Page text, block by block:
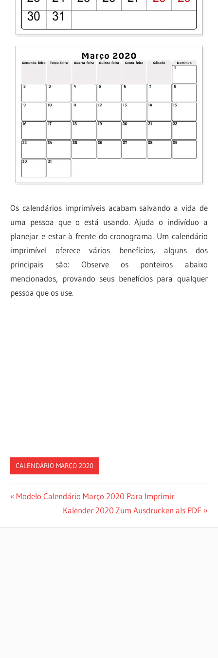
Os calendários imprimíveis acabam salvando a vida de
uma pessoa que o está usando. Ajuda o indivíduo a
planejar e estar à frente do cronograma. Um calendário
imprimível oferece vários benefícios, alguns dos
principais são: Observe os ponteiros abaixo
mencionados, provando seus benefícios para qualquer
pessoa que os use.
CALENDÁRIO MARÇO 2020
Post
navigation
Previous
Modelo Calendário Março 2020 Para Imprimir
Next
Kalender 2020 Zum Ausdrucken als PDF